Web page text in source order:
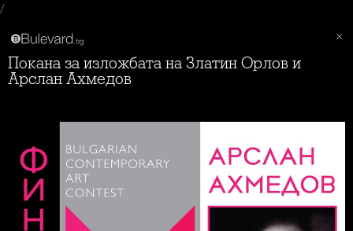
/
Покана за изложбата на Златин Орлов и
Арслан Ахмедов